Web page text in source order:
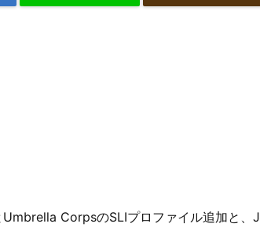
CorpsのSLIプロファイル追加と、J